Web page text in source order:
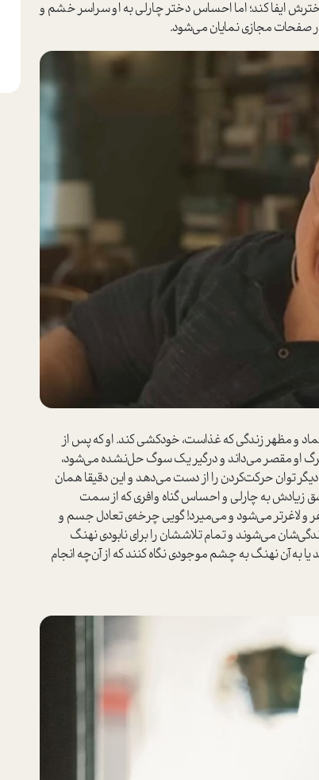
ایفا کند؛ اما احساس دختر چارلی به او سراسر خشم و
مجازی نمایان می‌شود.
و مظهر زندگی که غذا‌ست، خودکشی کند. او که پس از
او مقصر می‌داند و درگیر یک سوگ حل‌نشده می‌شود،
توان حرکت‌کردن را از دست می‌دهد و این دقیقا همان
زیادش به چارلی و احساس گناه وافری که از سمت
و لاغر‌تر می‌شود و می‌میرد! گویی چرخه‌ی تعادل جسم و
می‌شوند و تمام تلاششان را برای نابودی نهنگ
به آن نهنگ به چشم موجودی نگاه کنند که از آن‌چه انجام